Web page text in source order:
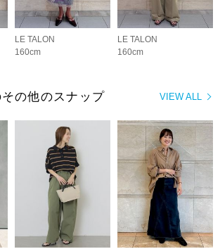
LE TALON
160cm
LE TALON
160cm
VIEW ALL
の他のスナップ